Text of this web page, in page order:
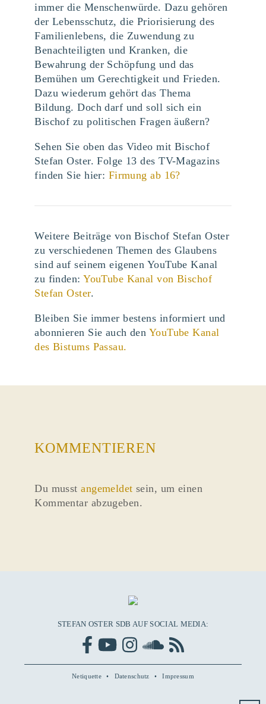
immer die Menschenwürde. Dazu gehören
der Lebensschutz, die Priorisierung des
Familienlebens, die Zuwendung zu
Benachteiligten und Kranken, die
Bewahrung der Schöpfung und das
Bemühen um Gerechtigkeit und Frieden.
Dazu wiederum gehört das Thema
Bildung. Doch darf und soll sich ein
Bischof zu politischen Fragen äußern?
Sehen Sie oben das Video mit Bischof
Stefan Oster. Folge 13 des TV-Magazins
finden Sie hier: Firmung ab 16?
Weitere Beiträge von Bischof Stefan Oster
zu verschiedenen Themen des Glaubens
sind auf seinem eigenen YouTube Kanal
zu finden:YouTube Kanal von Bischof
Stefan Oster.
Bleiben Sie immer bestens informiert und
abonnieren Sie auch den YouTube Kanal
des Bistums Passau.
KOMMENTIEREN
Du musstangemeldet sein, um einen
Kommentar abzugeben.
STEFAN OSTER SDB AUF SOCIAL MEDIA:
Netiquette Datenschutz Impressum